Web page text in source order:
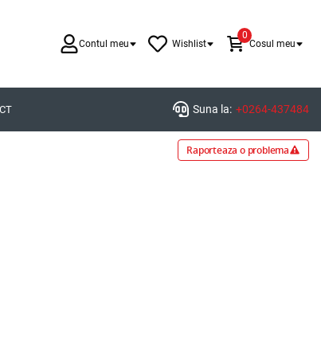
Contul meu Wishlist
0
Cosul meu
Suna la: +0264-437484
Raporteaza o problema